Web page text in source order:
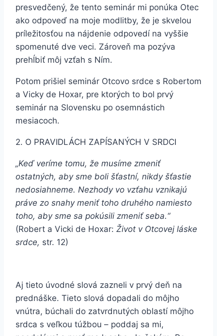
presvedčený, že tento seminár mi ponúka Otec
ako odpoveď na moje modlitby, že je skvelou
príležitosťou na nájdenie odpovedí na vyššie
spomenuté dve veci. Zároveň ma pozýva
prehĺbiť môj vzťah s Ním.
Potom prišiel seminár Otcovo srdce s Robertom
a Vicky de Hoxar, pre ktorých to bol prvý
seminár na Slovensku po osemnástich
mesiacoch.
2. O PRAVIDLÁCH ZAPÍSANÝCH V SRDCI
„Keď veríme tomu, že musíme zmeniť
ostatných, aby sme boli šťastní, nikdy šťastie
nedosiahneme. Nezhody vo vzťahu vznikajú
práve zo snahy meniť toho druhého namiesto
toho, aby sme sa pokúsili zmeniť seba.“
(Robert a Vicki de Hoxar: Život v Otcovej láske
srdce, str. 12)
Aj tieto úvodné slová zazneli v prvý deň na
prednáške. Tieto slová dopadali do môjho
vnútra, búchali do zatvrdnutých oblastí môjho
srdca s veľkou túžbou – poddaj sa mi,